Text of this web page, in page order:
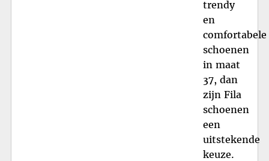
trendy
en
comfortabele
schoenen
in maat
37, dan
zijn Fila
schoenen
een
uitstekende
keuze.